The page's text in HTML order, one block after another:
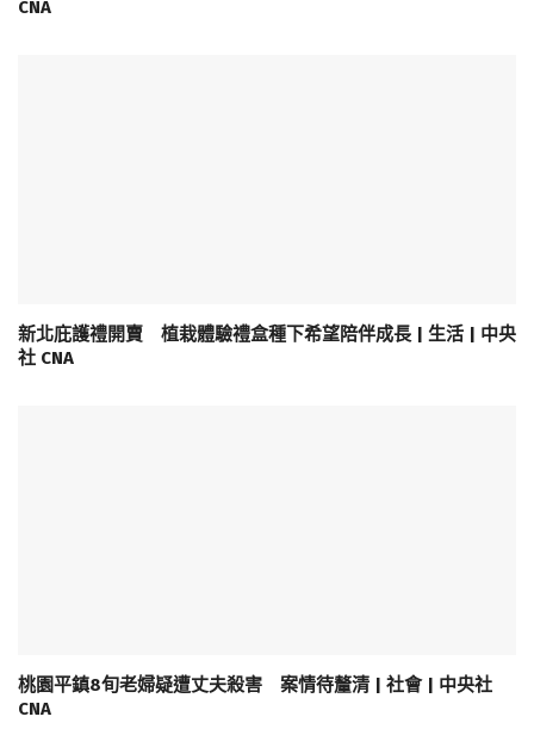
CNA
新北庇護禮開賣 植栽體驗禮盒種下希望陪伴成長 | 生活 | 中央
社 CNA
桃園平鎮8旬老婦疑遭丈夫殺害 案情待釐清 | 社會 | 中央社
CNA